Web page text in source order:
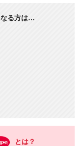
る方は…
とは？